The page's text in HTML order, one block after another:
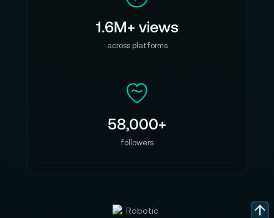
1.6M+ views
across platforms
58,000+
followers